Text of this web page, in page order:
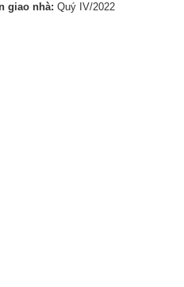
giao nhà: Quý IV/2022